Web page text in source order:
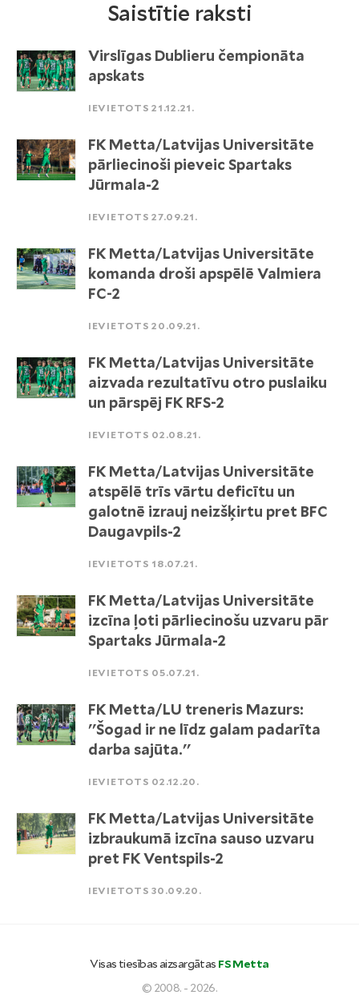
Saistītie raksti
Virslīgas Dublieru čempionāta
apskats
IEVIETOTS 21.12.21.
FK Metta/Latvijas Universitāte
pārliecinoši pieveic Spartaks
Jūrmala-2
IEVIETOTS 27.09.21.
FK Metta/Latvijas Universitāte
komanda droši apspēlē Valmiera
FC-2
IEVIETOTS 20.09.21.
FK Metta/Latvijas Universitāte
aizvada rezultatīvu otro puslaiku
un pārspēj FK RFS-2
IEVIETOTS 02.08.21.
FK Metta/Latvijas Universitāte
atspēlē trīs vārtu deficītu un
galotnē izrauj neizšķirtu pret BFC
Daugavpils-2
IEVIETOTS 18.07.21.
FK Metta/Latvijas Universitāte
izcīna ļoti pārliecinošu uzvaru pār
Spartaks Jūrmala-2
IEVIETOTS 05.07.21.
FK Metta/LU treneris Mazurs:
''Šogad ir ne līdz galam padarīta
darba sajūta.''
IEVIETOTS 02.12.20.
FK Metta/Latvijas Universitāte
izbraukumā izcīna sauso uzvaru
pret FK Ventspils-2
IEVIETOTS 30.09.20.
Visas tiesības aizsargātas FS Metta
© 2008. - 2026.